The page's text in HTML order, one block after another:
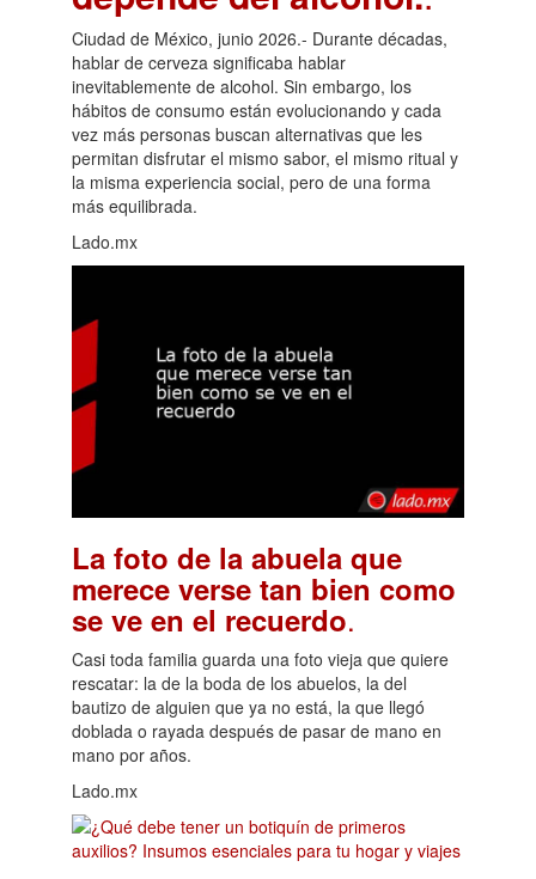
Ciudad de México, junio 2026.- Durante décadas,
hablar de cerveza significaba hablar
inevitablemente de alcohol. Sin embargo, los
hábitos de consumo están evolucionando y cada
vez más personas buscan alternativas que les
permitan disfrutar el mismo sabor, el mismo ritual y
la misma experiencia social, pero de una forma
más equilibrada.
Lado.mx
La foto de la abuela que
merece verse tan bien como
se ve en el recuerdo.
Casi toda familia guarda una foto vieja que quiere
rescatar: la de la boda de los abuelos, la del
bautizo de alguien que ya no está, la que llegó
doblada o rayada después de pasar de mano en
mano por años.
Lado.mx